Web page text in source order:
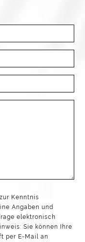
Kenntnis
Angaben und
elektronisch
Sie können Ihre
per E-Mail an